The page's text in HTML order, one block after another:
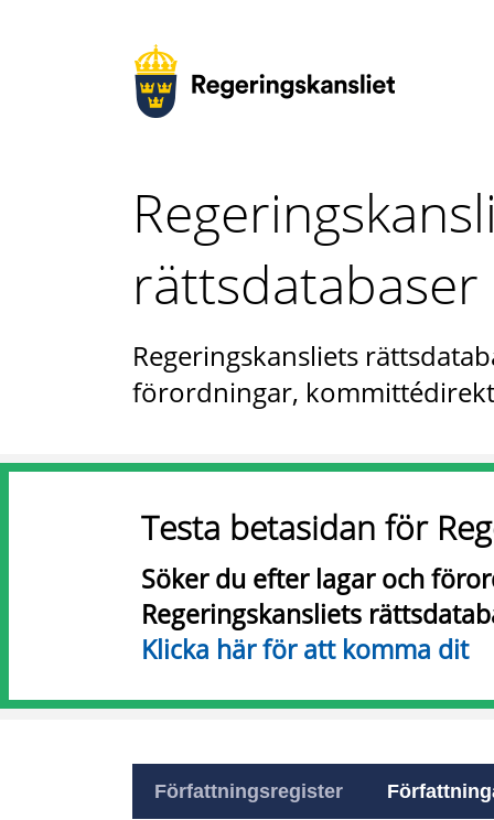
rättsdatabaser
Regeringskansliets
förordningar,
Testa betasidan för
Söker du efter lagar och
Regeringskansliets
Klicka här för att komma dit
Författningsregister